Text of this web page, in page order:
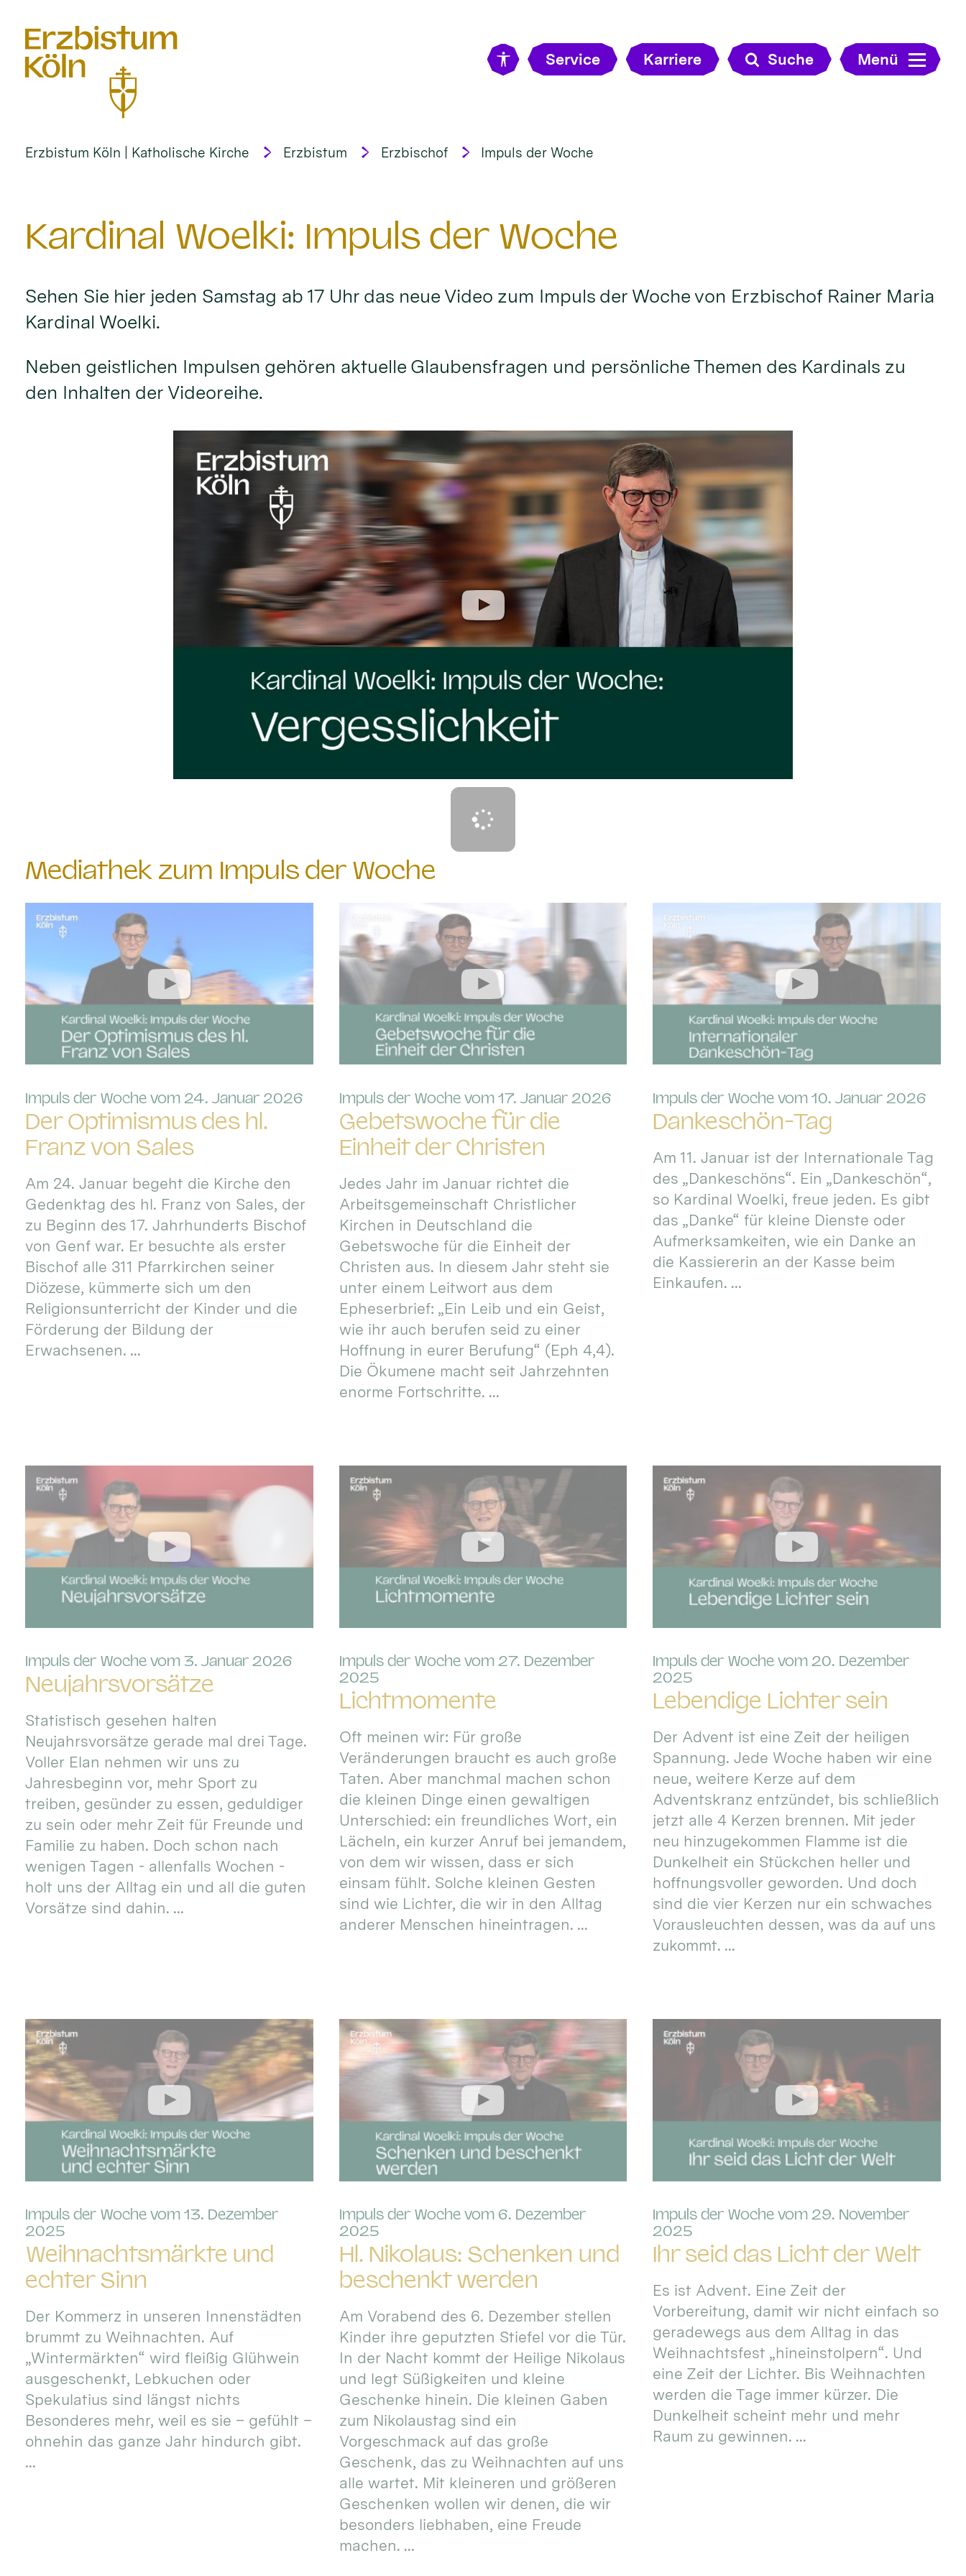
Service Karriere Suche Menü
Erzbistum Köln | Katholische Kirche Erzbistum Erzbischof Impuls der Woche
Kardinal Woelki: Impuls der Woche
Sehen Sie hier jeden Samstag ab 17 Uhr das neue Video zum Impuls der Woche von Erzbischof Rainer Maria
Kardinal Woelki.
Neben geistlichen Impulsen gehören aktuelle Glaubensfragen und persönliche Themen des Kardinals zu
den Inhalten der Videoreihe.
Mediathek zum Impuls der Woche
Impuls der Woche vom 24. Januar 2026
Der Optimismus des hl.
Franz von Sales
Am 24. Januar begeht die Kirche den
Gedenktag des hl. Franz von Sales, der
zu Beginn des 17. Jahrhunderts Bischof
von Genf war. Er besuchte als erster
Bischof alle 311 Pfarrkirchen seiner
Diözese, kümmerte sich um den
Religionsunterricht der Kinder und die
Förderung der Bildung der
Erwachsenen. ...
Impuls der Woche vom 17. Januar 2026:
Gebetswoche für die
Einheit der Christen
Jedes Jahr im Januar richtet die
Arbeitsgemeinschaft Christlicher
Kirchen in Deutschland die
Gebetswoche für die Einheit der
Christen aus. In diesem Jahr steht sie
unter einem Leitwort aus dem
Epheserbrief: „Ein Leib und ein Geist,
wie ihr auch berufen seid zu einer
Hoffnung in eurer Berufung“ (Eph 4,4).
Die Ökumene macht seit Jahrzehnten
enorme Fortschritte. ...
Impuls der Woche vom 10. Januar 2026:
Dankeschön-Tag
Am 11. Januar ist der Internationale Tag
des „Dankeschöns“. Ein „Dankeschön“,
so Kardinal Woelki, freue jeden. Es gibt
das „Danke“ für kleine Dienste oder
Aufmerksamkeiten, wie ein Danke an
die Kassiererin an der Kasse beim
Einkaufen. ...
Impuls der Woche vom 3. Januar 2026
Neujahrsvorsätze
Statistisch gesehen halten
Neujahrsvorsätze gerade mal drei Tage.
Voller Elan nehmen wir uns zu
Jahresbeginn vor, mehr Sport zu
treiben, gesünder zu essen, geduldiger
zu sein oder mehr Zeit für Freunde und
Familie zu haben. Doch schon nach
wenigen Tagen - allenfalls Wochen -
holt uns der Alltag ein und all die guten
Vorsätze sind dahin. ...
Impuls der Woche vom 27. Dezember
2025:
Lichtmomente
Oft meinen wir: Für große
Veränderungen braucht es auch große
Taten. Aber manchmal machen schon
die kleinen Dinge einen gewaltigen
Unterschied: ein freundliches Wort, ein
Lächeln, ein kurzer Anruf bei jemandem,
von dem wir wissen, dass er sich
einsam fühlt. Solche kleinen Gesten
sind wie Lichter, die wir in den Alltag
anderer Menschen hineintragen. ...
Impuls der Woche vom 20. Dezember
2025:
Lebendige Lichter sein
Der Advent ist eine Zeit der heiligen
Spannung. Jede Woche haben wir eine
neue, weitere Kerze auf dem
Adventskranz entzündet, bis schließlich
jetzt alle 4 Kerzen brennen. Mit jeder
neu hinzugekommen Flamme ist die
Dunkelheit ein Stückchen heller und
hoffnungsvoller geworden. Und doch
sind die vier Kerzen nur ein schwaches
Vorausleuchten dessen, was da auf uns
zukommt. ...
Impuls der Woche vom 13. Dezember
2025
Weihnachtsmärkte und
echter Sinn
Der Kommerz in unseren Innenstädten
brummt zu Weihnachten. Auf
„Wintermärkten“ wird fleißig Glühwein
ausgeschenkt, Lebkuchen oder
Spekulatius sind längst nichts
Besonderes mehr, weil es sie – gefühlt –
ohnehin das ganze Jahr hindurch gibt.
...
Impuls der Woche vom 6. Dezember
2025:
Hl. Nikolaus: Schenken und
beschenkt werden
Am Vorabend des 6. Dezember stellen
Kinder ihre geputzten Stiefel vor die Tür.
In der Nacht kommt der Heilige Nikolaus
und legt Süßigkeiten und kleine
Geschenke hinein. Die kleinen Gaben
zum Nikolaustag sind ein
Vorgeschmack auf das große
Geschenk, das zu Weihnachten auf uns
alle wartet. Mit kleineren und größeren
Geschenken wollen wir denen, die wir
besonders liebhaben, eine Freude
machen. ...
Impuls der Woche vom 29. November
2025:
Ihr seid das Licht der Welt
Es ist Advent. Eine Zeit der
Vorbereitung, damit wir nicht einfach so
geradewegs aus dem Alltag in das
Weihnachtsfest „hineinstolpern“. Und
eine Zeit der Lichter. Bis Weihnachten
werden die Tage immer kürzer. Die
Dunkelheit scheint mehr und mehr
Raum zu gewinnen. ...